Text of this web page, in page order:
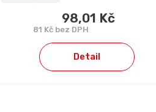
81 Kč bez DPH
98,01 Kč
Detail